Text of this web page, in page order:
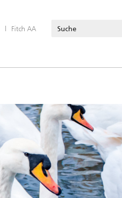
| Fitch AA